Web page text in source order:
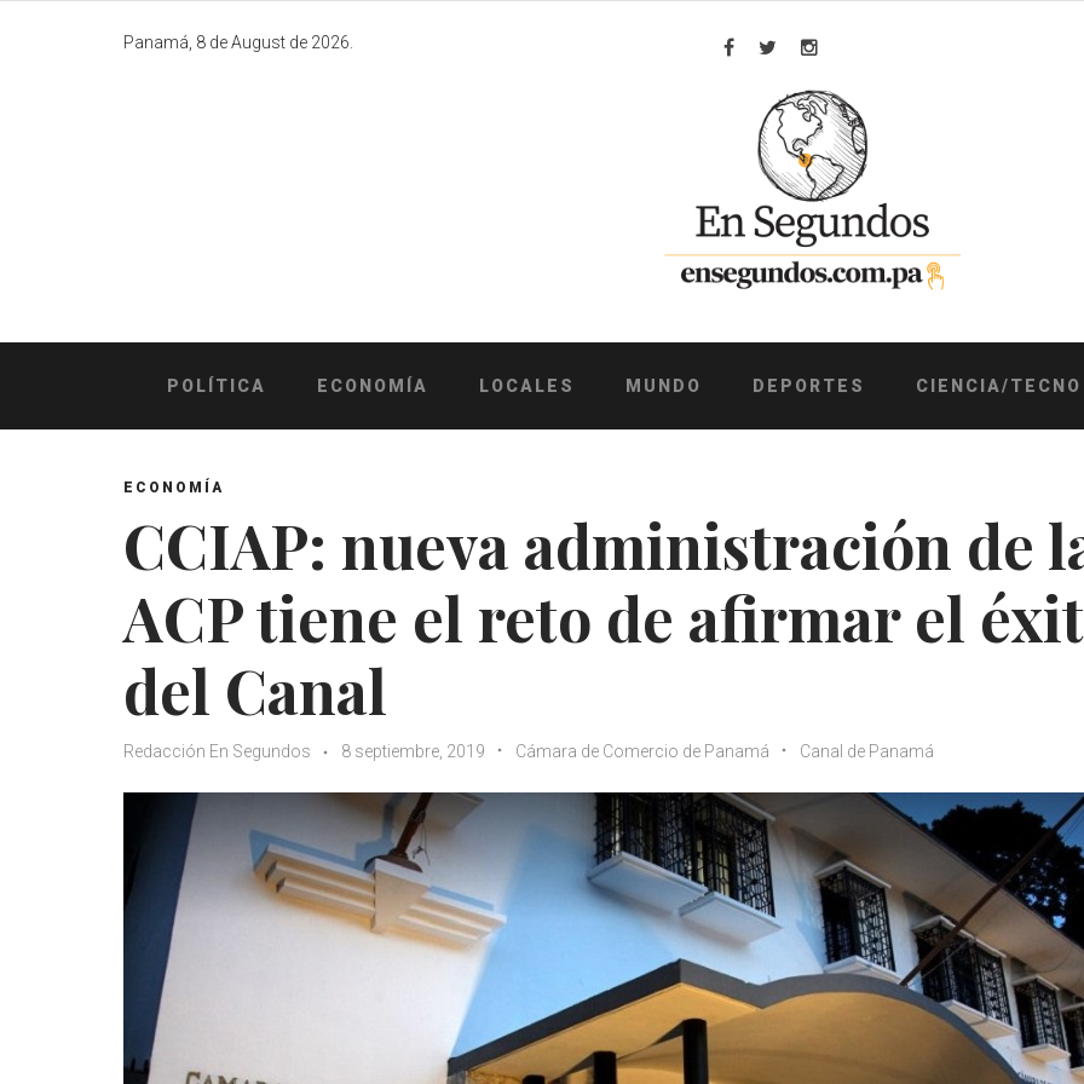
Panamá, 8 de August de 2026.
Facebook
TwitterInstagram
POLÍTICA ECONOMÍA LOCALES MUNDO DEPORTES CIENCIA/TECNO
ECONOMÍA
CCIAP: nueva administración de
ACP tiene el reto de afirmar el
del Canal
Redacción En Segundos 8 septiembre, 2019 Cámara de Comercio de Panamá Canal de Panamá